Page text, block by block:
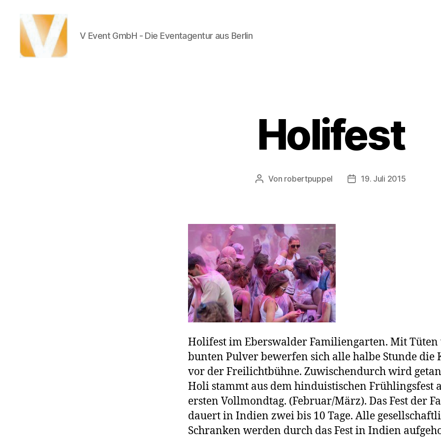
V Event GmbH - Die Eventagentur aus Berlin
Holifest
Beitragsautor
Von robertpuppel Beitragsdatum
19. Juli 2015
Holifest im Eberswalder Familiengarten. Mit
bunten Pulver bewerfen sich alle halbe Stunde die
vor der Freilichtbühne. Zuwischendurch wird
Holi stammt aus dem hinduistischen Frühlingsfest
ersten Vollmondtag. (Februar/März). Das Fest der
dauert in Indien zwei bis 10 Tage. Alle
Schranken werden durch das Fest in Indien